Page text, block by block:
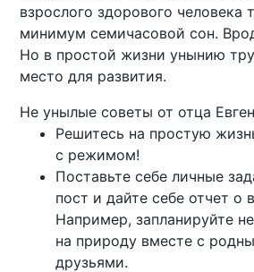
взрослого здорового человека
минимум семичасовой сон.
Но в простой жизни унынию
место для развития.
Не унылые советы от отца
Решитесь на простую
с режимом!
Поставьте себе личные
пост и дайте себе отчет о
Например, запланируйте
на природу вместе с
друзьями.